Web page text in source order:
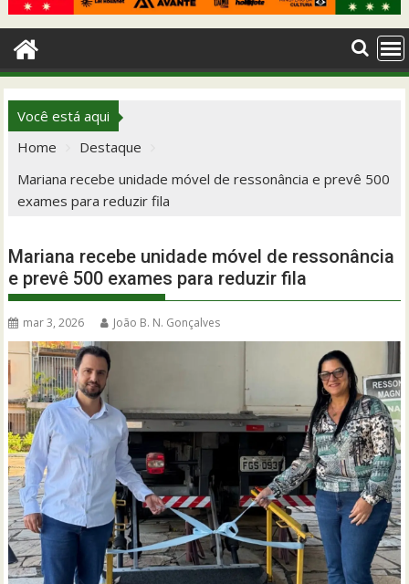
Você está aqui
Home
Destaque
Mariana recebe unidade móvel de ressonância e prevê 500
exames para reduzir fila
Mariana recebe unidade móvel de ressonância
e prevê 500 exames para reduzir fila
mar 3, 2026 João B. N. Gonçalves